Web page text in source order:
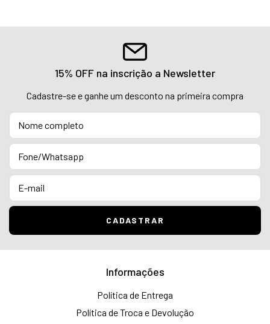
15% OFF na inscrição a Newsletter
Cadastre-se e ganhe um desconto na primeira compra
Informações
Política de Entrega
Política de Troca e Devolução